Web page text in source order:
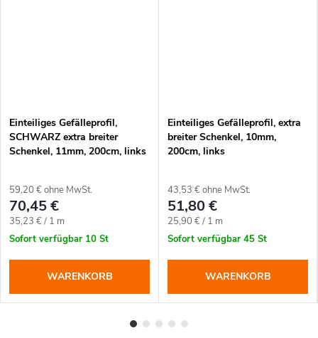
Einteiliges Gefälleprofil,
SCHWARZ extra breiter
Schenkel, 11mm, 200cm, links
59,20 € ohne MwSt.
70,45 €
Verkaufspreis:
35,23 € / 1 m
Sofort verfügbar 10 St
WARENKORB
Einteiliges Gefälleprofil, extra
breiter Schenkel, 10mm,
200cm, links
43,53 € ohne MwSt.
51,80 €
Verkaufspreis:
25,90 € / 1 m
Sofort verfügbar 45 St
WARENKORB